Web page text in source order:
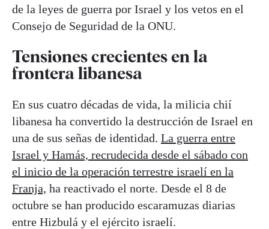
de la leyes de guerra por Israel y los vetos en el
Consejo de Seguridad de la ONU.
Tensiones crecientes en la
frontera libanesa
En sus cuatro décadas de vida, la milicia chií
libanesa ha convertido la destrucción de Israel en
una de sus señas de identidad. La guerra entre
Israel y Hamás, recrudecida desde el sábado con
el inicio de la operación terrestre israelí en la
Franja, ha reactivado el norte. Desde el 8 de
octubre se han producido escaramuzas diarias
entre Hizbulá y el ejército israelí.